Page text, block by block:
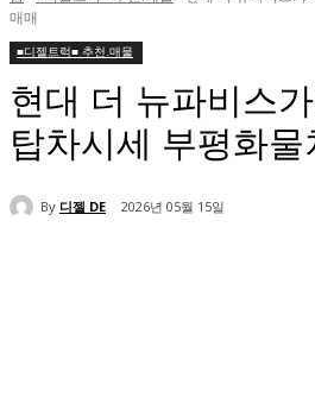
매매
■디젤트럭■ 추천.매물
현대 더 뉴파비스
탑차시세 부평화물
By 디젤 DE 2026년 05월 15일